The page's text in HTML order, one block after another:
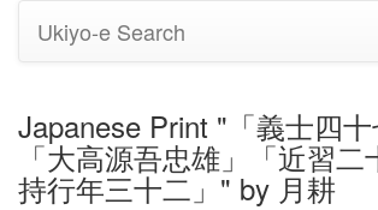
Ukiyo-e Search
Japanese Print "「義士四十
「大高源吾忠雄」「近習
持行年三十二」" by 月耕